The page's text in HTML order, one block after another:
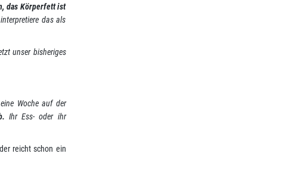
das Körperfett ist
das als
unser bisheriges
Woche auf der
Ihr Ess- oder ihr
reicht schon ein